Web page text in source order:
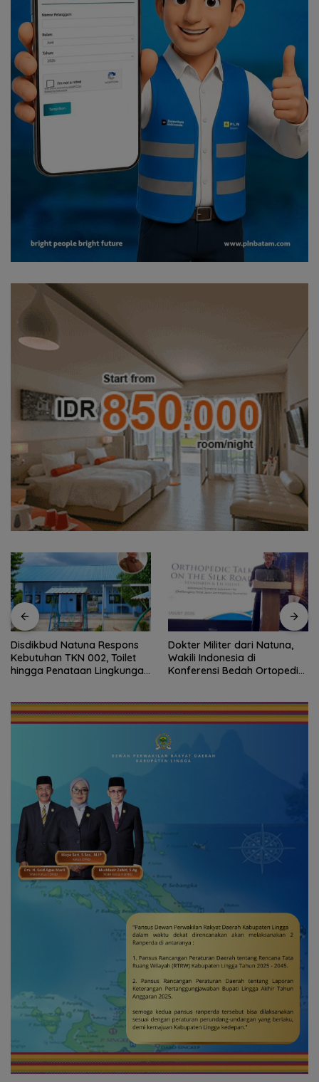
Disdikbud Natuna Respons
Kebutuhan TKN 002, Toilet
hingga Penataan Lingkungan
Dokter Militer dari Natuna,
Wakili Indonesia di
Konferensi Bedah Ortopedi